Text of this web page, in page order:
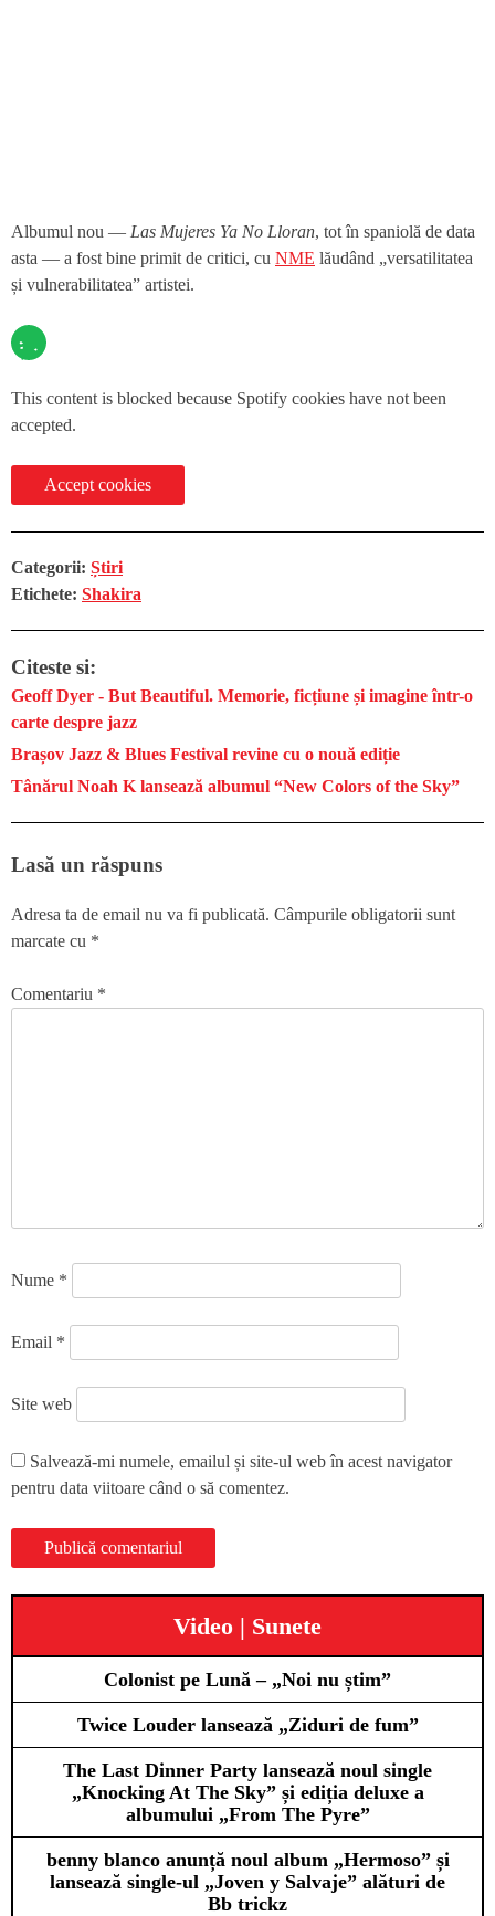
Albumul nou — Las Mujeres Ya No Lloran, tot în spaniolă de data
asta — a fost bine primit de critici, cu NME lăudând „versatilitatea
și vulnerabilitatea” artistei.
This content is blocked because Spotify cookies have not been
accepted.
Accept cookies
Categorii: Știri
Etichete: Shakira
Citeste si:
Geoff Dyer - But Beautiful. Memorie, ficțiune și imagine într-o
carte despre jazz
Brașov Jazz & Blues Festival revine cu o nouă ediție
Tânărul Noah K lansează albumul “New Colors of the Sky”
Lasă un răspuns
Adresa ta de email nu va fi publicată. Câmpurile obligatorii sunt
marcate cu *
Comentariu *
Nume *
Email *
Site web
Salvează-mi numele, emailul și site-ul web în acest navigator
pentru data viitoare când o să comentez.
Video | Sunete
Colonist pe Lună – „Noi nu știm”
Twice Louder lansează „Ziduri de fum”
The Last Dinner Party lansează noul single
„Knocking At The Sky” și ediția deluxe a
albumului „From The Pyre”
benny blanco anunță noul album „Hermoso” și
lansează single-ul „Joven y Salvaje” alături de
Bb trickz